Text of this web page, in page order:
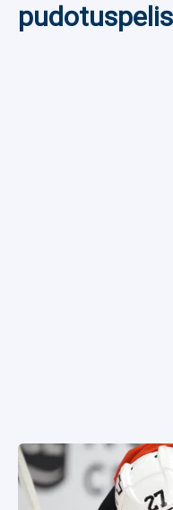
Talviurheilu